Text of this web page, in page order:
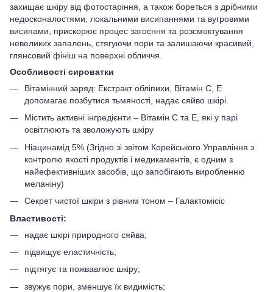
захищає шкіру від фотостаріння, а також бореться з дрібними
недосконалостями, локальними висипаннями та вугровими
висипами, прискорює процес загоєння та розсмоктування
невеликих запалень, стягуючи пори та залишаючи красивий,
глянсовий фініш на поверхні обличчя.
Особливості сироватки
Вітамінний заряд: Екстракт обліпихи, Вітамін С, Е
допомагає позбутися тьмяності, надає сяйво шкірі.
Містить активні інгредієнти – Вітамін С та Е, які у парі
освітлюють та зволожують шкіру
Ніацинамід 5% (Згідно зі звітом Корейського Управління з
контролю якості продуктів і медикаментів, є одним з
найефективніших засобів, що запобігають виробленню
меланіну)
Секрет чистої шкіри з рівним тоном – Галактомісіс
Властивості:
надає шкірі природного сяйва;
підвищує еластичність;
підтягує та пожвавлює шкіру;
звужує пори, зменшує їх видимість;